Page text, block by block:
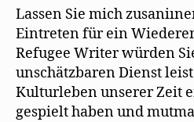
Lassen Sie mich
Eintreten für ein
Refugee Writer würden
unschätzbaren Dienst
Kulturleben unserer Zeit
gespielt haben und